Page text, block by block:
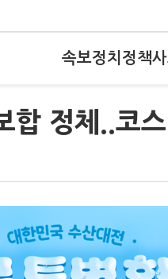
속보정치 정책사
합 정체..코